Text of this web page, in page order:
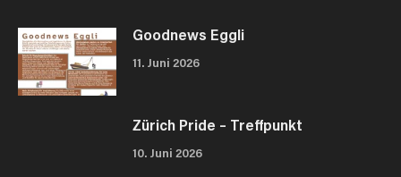
Goodnews Eggli
11. Juni 2026
Zürich Pride – Treffpunkt
10. Juni 2026